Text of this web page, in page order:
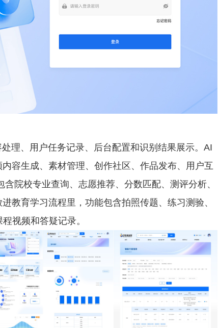
理、用户任务记录、后台配置和识别结果展示。AI
容生成、素材管理、创作社区、作品发布、用户互
院校专业查询、志愿推荐、分数匹配、测评分析、
教育学习流程里，功能包含拍照传题、练习测验、
视频和答疑记录。